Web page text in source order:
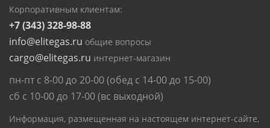
Корпоративным клиентам:
+7 (343) 328-98-88
info@elitegas.ru общие вопросы
cargo@elitegas.ru интернет-магазин
пн-пт с 8-00 до 20-00 (обед с 14-00 до 15-00)
сб с 10-00 до 17-00 (вс выходной)
Информация, размещенная на настоящем интернет-сайте,